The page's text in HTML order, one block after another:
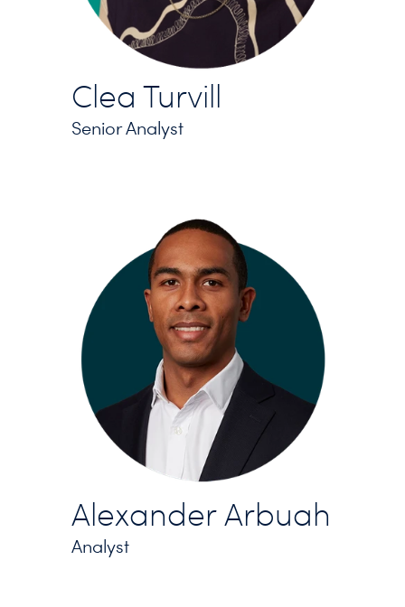
Clea Turvill
Senior Analyst
Alexander Arbuah
Analyst